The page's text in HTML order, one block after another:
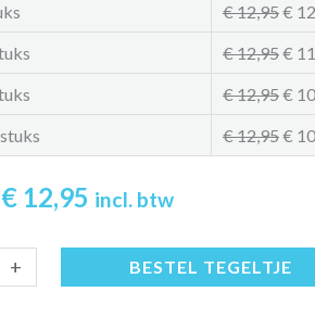
€12,95€
€12,95€
€12,95€
€12,95€
Oorspronkelijke
prijs
was:
€ 12,95 Huidige
prijs
is:
incl. btw
+ BESTEL TEGELTJE